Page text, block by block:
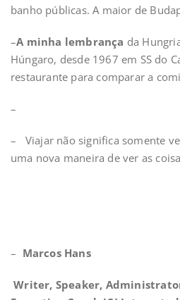
banho públicas. A maior de
–A minha lembrança da
Húngaro, desde 1967 em SS do
restaurante para comparar a
–
– Viajar não significa somente
uma nova maneira de ver as
– Marcos Hans
Writer, Speaker,